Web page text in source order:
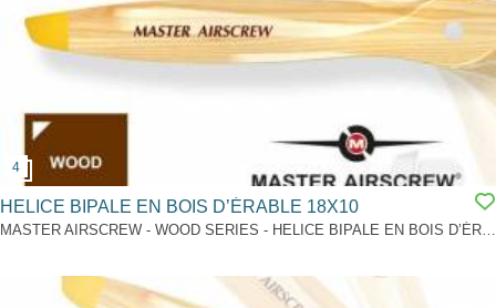
HELICE BIPALE EN BOIS D’ÉRABLE 18X10
MASTER AIRSCREW - WOOD SERIES - HELICE BIPALE EN BOIS D’ÉRABLE 18X10 * Neuve en sachet * Diamètre : 18” * Pas : 10” * Diamètre du trou central: 6,5 mm Expédition France colissimo recommandé 10€ ou Mondial Relay 5€